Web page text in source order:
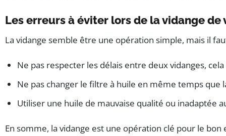
Les erreurs à éviter lors de la vidange de
La vidange semble être une opération simple, mais il
Ne pas respecter les délais entre deux vidanges,
Ne pas changer le filtre à huile en même temps que
Utiliser une huile de mauvaise qualité ou inadaptée
En somme, la vidange est une opération clé pour le